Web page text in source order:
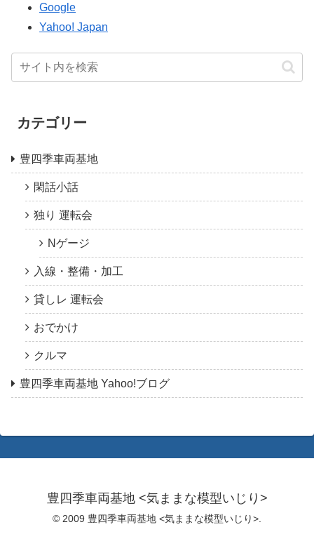
Google
Yahoo! Japan
カテゴリー
豊四季車両基地
閑話小話
独り 運転会
Nゲージ
入線・整備・加工
貸しレ 運転会
おでかけ
クルマ
豊四季車両基地 Yahoo!ブログ
豊四季車両基地 <気ままな模型いじり>
© 2009 豊四季車両基地 <気ままな模型いじり>.